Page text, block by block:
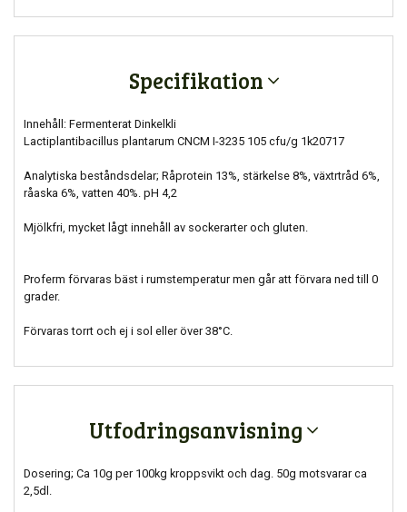
Specifikation
Innehåll: Fermenterat Dinkelkli
Lactiplantibacillus plantarum CNCM I-3235 105 cfu/g 1k20717
Analytiska beståndsdelar; Råprotein 13%, stärkelse 8%, växtrtråd 6%,
råaska 6%, vatten 40%. pH 4,2
Mjölkfri, mycket lågt innehåll av sockerarter och gluten.
Proferm förvaras bäst i rumstemperatur men går att förvara ned till 0
grader.
Förvaras torrt och ej i sol eller över 38°C.
Utfodringsanvisning
Dosering; Ca 10g per 100kg kroppsvikt och dag. 50g motsvarar ca
2,5dl.